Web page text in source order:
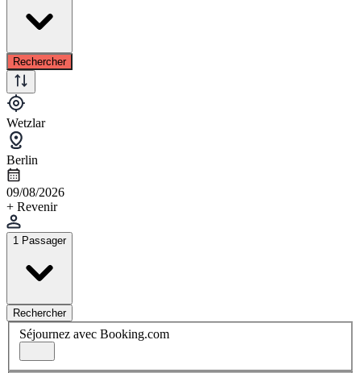
Rechercher
Wetzlar
Berlin
09/08/2026
+ Revenir
1 Passager
Rechercher
Séjournez avec Booking.com